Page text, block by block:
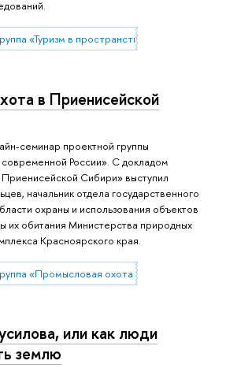
«Туризм в пространстве стилей жизни»
в Приенисейской
семинар проектной группы
России». С докладом
Сибири» выступил
начальник отдела государственного
охраны и использования объектов
их обитания Министерства природных
Красноярского края.
«Промысловая охота в современной
или как люди
землю